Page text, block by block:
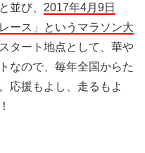
並び、 2017年4月9日
ース」というマラソン大
タート地点として、華や
なので、毎年全国からた
応援もよし、走るもよ